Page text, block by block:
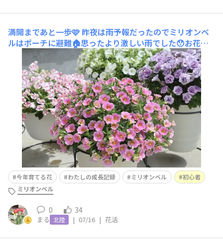
満開まであと一歩🩷 昨夜は雨予報だったのでミリオンベ
ルはポーチに避難🏠思ったより激しい雨でした😯お花が
大きくなるとポーチ避難が狭くなって全部入らない笑もう
すぐ満開かな🫣🩷
今年育てる花 わたしの成長記録 ミリオンベル
初心者
ミリオンベル
0 34
まる 北陸 | 07/16 | 花活